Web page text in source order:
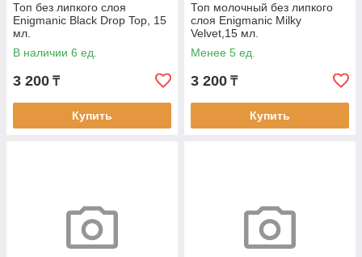
Топ без липкого слоя
Enigmanic Black Drop Top, 15
мл.
В наличии 6 ед.
3 200 ₸
Купить
Топ молочный без липкого
слоя Enigmanic Milky
Velvet,15 мл.
Менее 5 ед.
3 200 ₸
Купить